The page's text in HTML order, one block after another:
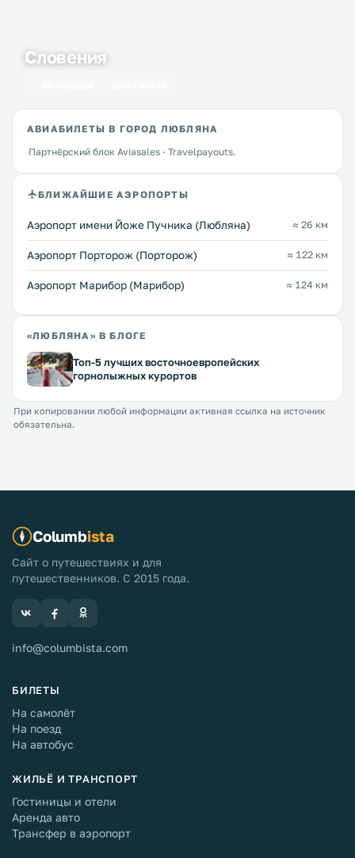
Словения
АВИАБИЛЕТЫ В ГОРОД ЛЮБЛЯНА
Партнёрский блок Aviasales · Travelpayouts.
БЛИЖАЙШИЕ АЭРОПОРТЫ
Аэропорт имени Йоже Пучника (Любляна) ≈ 26 км
Аэропорт Порторож (Порторож) ≈ 122 км
Аэропорт Марибор (Марибор) ≈ 124 км
«ЛЮБЛЯНА» В БЛОГЕ
Топ-5 лучших восточноевропейских
горнолыжных курортов
При копировании любой информации активная ссылка на источник
обязательна.
Columbista
Сайт о путешествиях и для
путешественников. С 2015 года.
info@columbista.com
БИЛЕТЫ
На самолёт
На поезд
На автобус
ЖИЛЬЁ И ТРАНСПОРТ
Гостиницы и отели
Аренда авто
Трансфер в аэропорт